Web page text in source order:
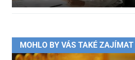
MOHLO BY VÁS TAKÉ ZAJÍMAT